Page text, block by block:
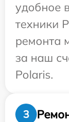
удобное
техники
ремонта
за наш
Polaris.
3